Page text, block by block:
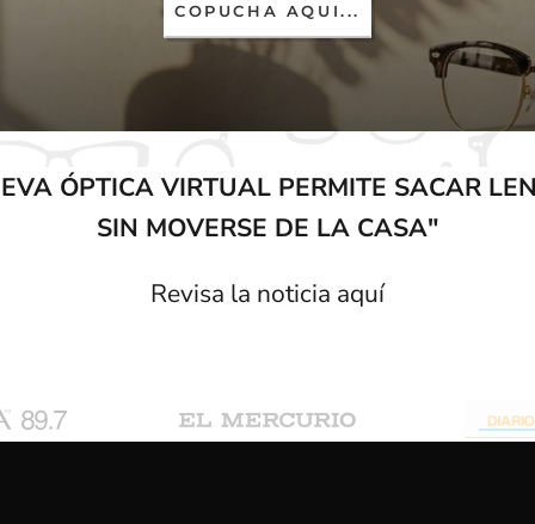
COPUCHA AQUI...
ÓPTICA VIRTUAL PERMITE SACAR
SIN MOVERSE DE LA CASA"
Revisa la noticia aquí